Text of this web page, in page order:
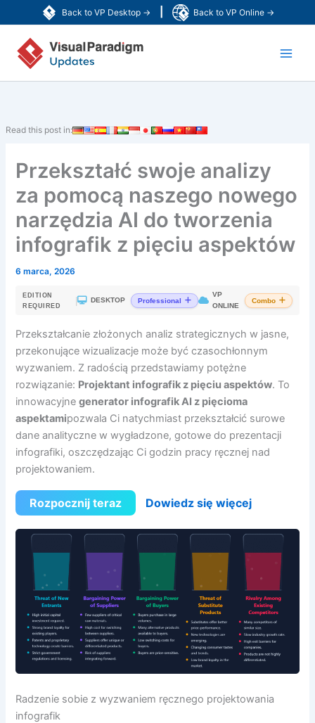
Back to VP Desktop → Back to VP Online →
do
treści
Read this post in:
Przekształć swoje analizy
za pomocą naszego nowego
narzędzia AI do tworzenia
infografik z pięciu aspektów
6 marca, 2026
EDITION
REQUIRED
DESKTOP Professional
VP
ONLINE
Combo
Przekształcanie złożonych analiz strategicznych w jasne,
przekonujące wizualizacje może być czasochłonnym
wyzwaniem. Z radością przedstawiamy potężne
rozwiązanie: Projektant infografik z pięciu aspektów. To
innowacyjnegenerator infografik AI z pięcioma
aspektamipozwala Ci natychmiast przekształcić surowe
dane analityczne w wygładzone, gotowe do prezentacji
infografiki, oszczędzając Ci godzin pracy ręcznej nad
projektowaniem.
Rozpocznij teraz Dowiedz się więcej
Radzenie sobie z wyzwaniem ręcznego projektowania
infografik